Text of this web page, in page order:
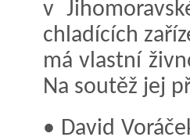
v
chladících
má vlastní
Na soutěž jej
• David